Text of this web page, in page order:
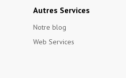
Autres Services
Notre blog
Web Services